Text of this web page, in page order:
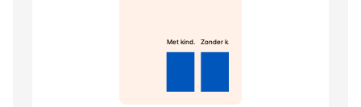
Met kind. Zonder k.